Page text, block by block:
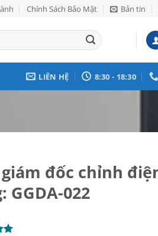
Chính Sách Bảo Mật Bản tin
LIÊN HỆ 8:30 - 18:30
đốc chỉnh
GGDA-022